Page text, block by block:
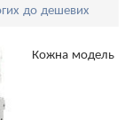
до дешевих
Кожна модель